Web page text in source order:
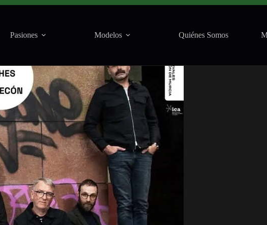
Pasiones Modelos Quiénes Somos
(Murcia) · 19 de julio, 2026